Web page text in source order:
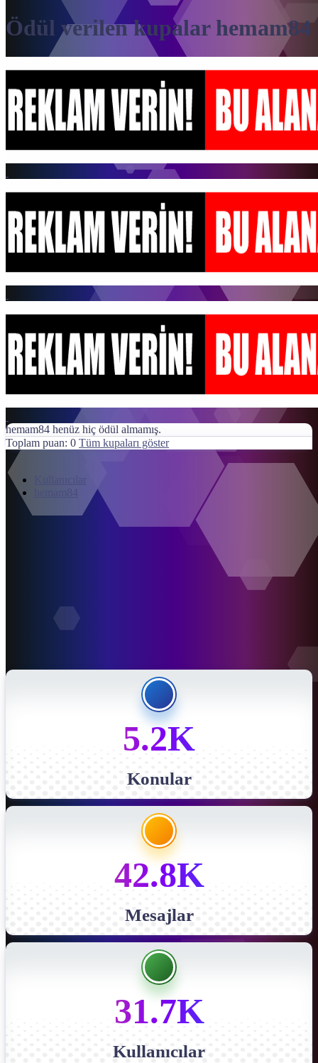
Ödül verilen kupalar hemam84
hemam84 henüz hiç ödül almamış.
Toplam puan: 0 Tüm kupaları göster
Kullanıcılar
5.2K
Konular
42.8K
Mesajlar
31.7K
Kullanıcılar